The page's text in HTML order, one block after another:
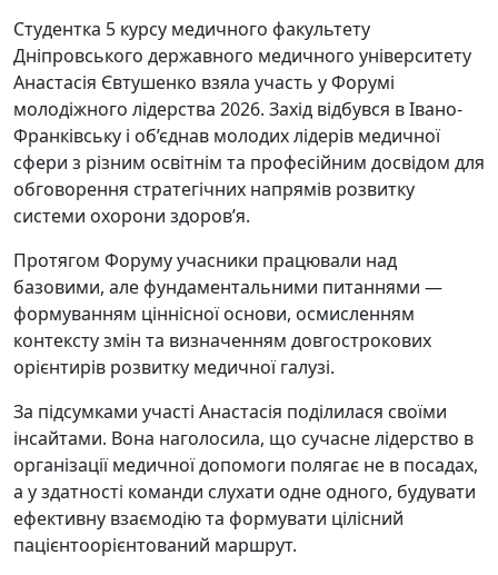
Студентка 5 курсу медичного факультету
Дніпровського державного медичного університету
Анастасія Євтушенко взяла участь у Форумі
молодіжного лідерства 2026. Захід відбувся в Івано-
Франківську і об’єднав молодих лідерів медичної
сфери з різним освітнім та професійним досвідом для
обговорення стратегічних напрямів розвитку
системи охорони здоров’я.
Протягом Форуму учасники працювали над
базовими, але фундаментальними питаннями —
формуванням ціннісної основи, осмисленням
контексту змін та визначенням довгострокових
орієнтирів розвитку медичної галузі.
За підсумками участі Анастасія поділилася своїми
інсайтами. Вона наголосила, що сучасне лідерство в
організації медичної допомоги полягає не в посадах,
а у здатності команди слухати одне одного, будувати
ефективну взаємодію та формувати цілісний
пацієнтоорієнтований маршрут.